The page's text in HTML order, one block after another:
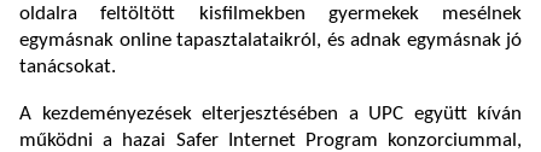
oldalra feltöltött kisfilmekben gyermekek mesélnek
egymásnak online tapasztalataikról, és adnak egymásnak jó
tanácsokat.
A kezdeményezések elterjesztésében a UPC együtt kíván
működni a hazai Safer Internet Program konzorciummal,